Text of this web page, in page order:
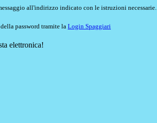
all'indirizzo indicato con le istruzioni necessarie.
password tramite la Login Spaggiari
elettronica!